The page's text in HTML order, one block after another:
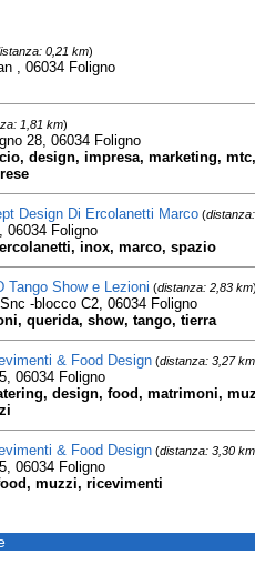
0,21 km)
, 06034 Foligno
1,81 km)
28, 06034 Foligno
design, impresa, marketing,
Design Di Ercolanetti Marco(
06034 Foligno
inox, marco, spazio
Tango Show e Lezioni (distanza: 2,83 km)
-blocco C2, 06034 Foligno
querida, show, tango, tierra
& Food Design(distanza: 3,27 km
06034 Foligno
design, food, matrimoni,
& Food Design(distanza: 3,30 km
06034 Foligno
muzzi, ricevimenti